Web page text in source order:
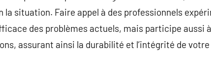
la situation. Faire appel à des professionnels
des problèmes actuels, mais participe aussi
assurant ainsi la durabilité et l’intégrité de